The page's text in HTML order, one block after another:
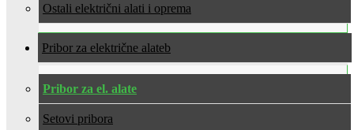
Ostali električni alati i oprema
Pribor za električne alate
Pribor za el. alate
Setovi pribora